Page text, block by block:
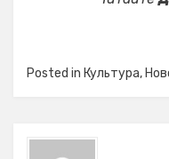
Posted in Культура,